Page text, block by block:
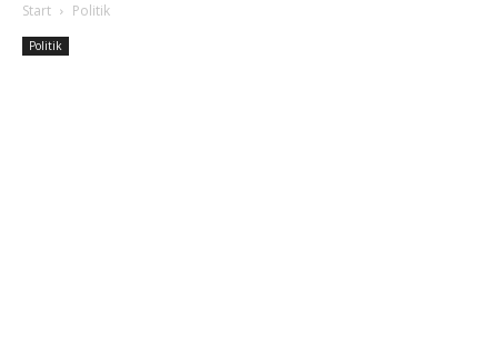
Start Politik
Politik